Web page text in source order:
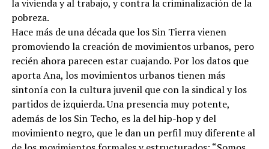
la vivienda y al trabajo, y contra la criminalización de la
pobreza.
Hace más de una década que los Sin Tierra vienen
promoviendo la creación de movimientos urbanos, pero
recién ahora parecen estar cuajando. Por los datos que
aporta Ana, los movimientos urbanos tienen más
sintonía con la cultura juvenil que con la sindical y los
partidos de izquierda. Una presencia muy potente,
además de los Sin Techo, es la del hip-hop y del
movimiento negro, que le dan un perfil muy diferente al